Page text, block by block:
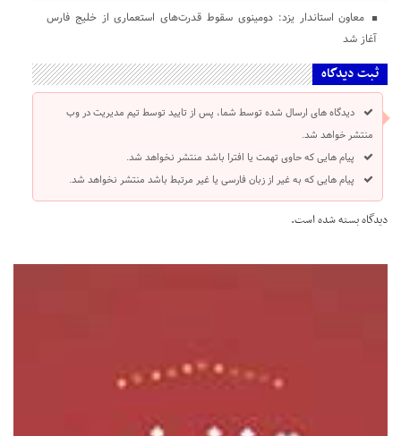
معاون استاندار یزد: دومینوی سقوط قدرت‌های استعماری از خلیج فارس
آغاز شد
ثبت دیدگاه
دیدگاه های ارسال شده توسط شما، پس از تایید توسط تیم مدیریت در وب
منتشر خواهد شد.
پیام هایی که حاوی تهمت یا افترا باشد منتشر نخواهد شد.
پیام هایی که به غیر از زبان فارسی یا غیر مرتبط باشد منتشر نخواهد شد.
دیدگاه بسته شده است.